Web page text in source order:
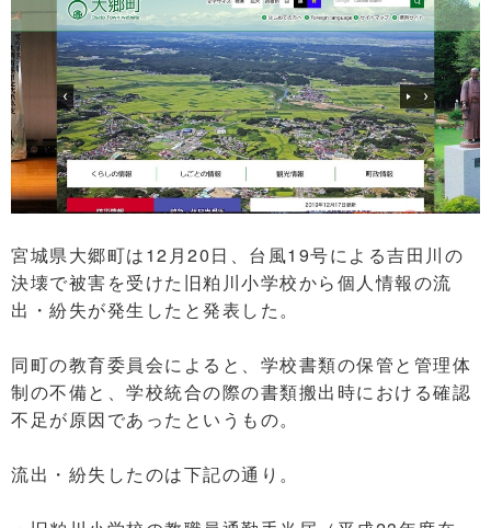
宮城県大郷町は12月20日、台風19号による吉田川の
決壊で被害を受けた旧粕川小学校から個人情報の流
出・紛失が発生したと発表した。
同町の教育委員会によると、学校書類の保管と管理体
制の不備と、学校統合の際の書類搬出時における確認
不足が原因であったというもの。
流出・紛失したのは下記の通り。